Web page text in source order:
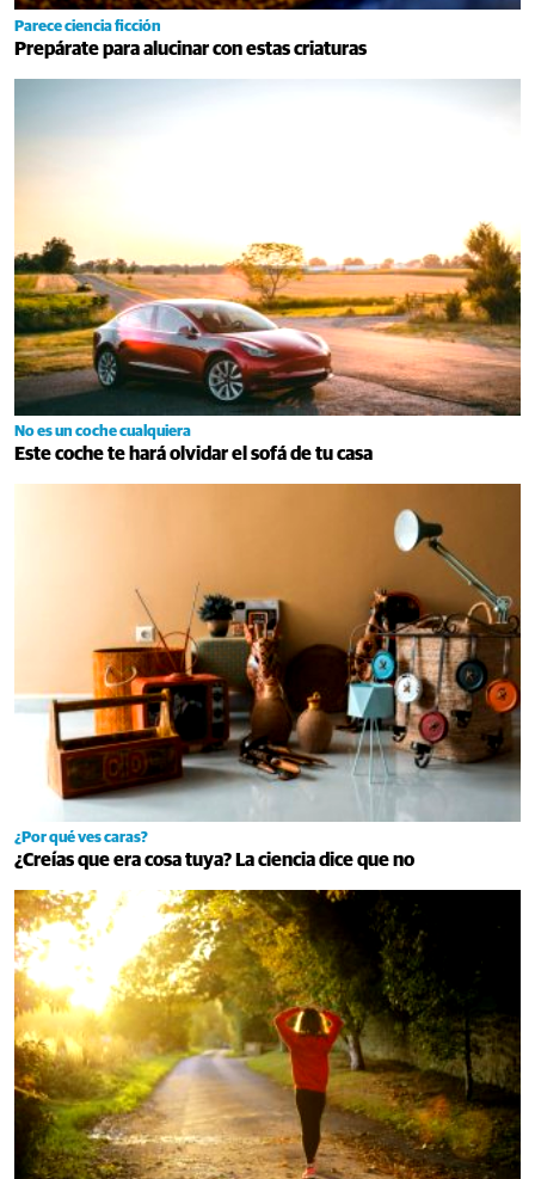
Parece ciencia ficción
Prepárate para alucinar con estas criaturas
No es un coche cualquiera
Este coche te hará olvidar el sofá de tu casa
¿Por qué ves caras?
¿Creías que era cosa tuya? La ciencia dice que no